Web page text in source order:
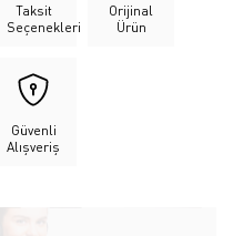
Taksit
Seçenekleri
Orijinal
Ürün
Güvenli
Alışveriş